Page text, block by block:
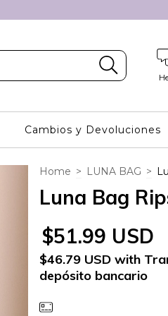
Cambios y Devoluciones
Home > LUNA BAG >
Luna Bag
$51.99 USD
$46.79 USD with
depósito bancario